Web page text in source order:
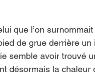
que l’on
de grue derrière un
semble avoir trouvé
désormais la chaleur